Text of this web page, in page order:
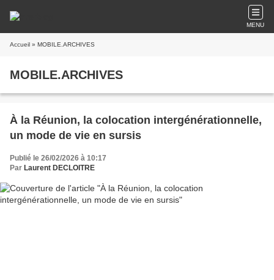
MENU
Accueil » MOBILE.ARCHIVES
MOBILE.ARCHIVES
À la Réunion, la colocation intergénérationnelle,
un mode de vie en sursis
Publié le 26/02/2026 à 10:17
Par Laurent DECLOITRE